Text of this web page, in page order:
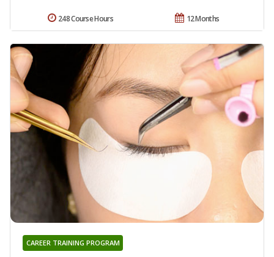
12 Months
248 Course Hours
CAREER TRAINING PROGRAM